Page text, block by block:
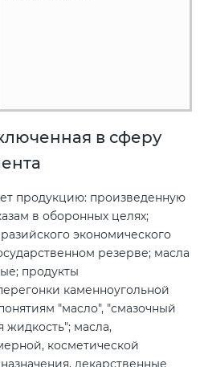
в сферу
продукцию: произведенную
в оборонных целях;
экономического
резерве; масла
продукты
каменноугольной
"масло", "смазочный
жидкость"; масла,
косметической
лекарственные